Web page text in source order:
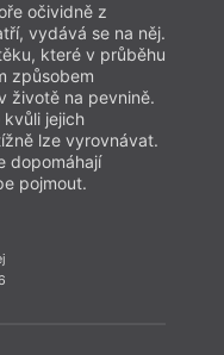
očividně z
vydává se na něj.
které v průběhu
způsobem
životě na pevnině.
kvůli jejich
lze vyrovnávat.
dopomáhají
pojmout.